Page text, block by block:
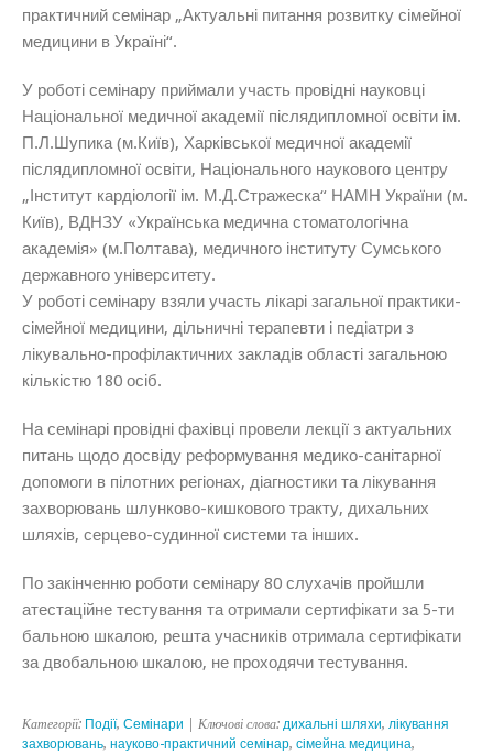
практичний семінар „Актуальні питання розвитку сімейної
медицини в Україні“.
У роботі семінару приймали участь провідні науковці
Національної медичної академії післядипломної освіти ім.
П.Л.Шупика (м.Київ), Харківської медичної академії
післядипломної освіти, Національного наукового центру
„Інститут кардіології ім. М.Д.Стражеска“ НАМН України (м.
Київ), ВДНЗУ «Українська медична стоматологічна
академія» (м.Полтава), медичного інституту Сумського
державного університету.
У роботі семінару взяли участь лікарі загальної практики-
сімейної медицини, дільничні терапевти і педіатри з
лікувально-профілактичних закладів області загальною
кількістю 180 осіб.
На семінарі провідні фахівці провели лекції з актуальних
питань щодо досвіду реформування медико-санітарної
допомоги в пілотних регіонах, діагностики та лікування
захворювань шлунково-кишкового тракту, дихальних
шляхів, серцево-судинної системи та інших.
По закінченню роботи семінару 80 слухачів пройшли
атестаційне тестування та отримали сертифікати за 5-ти
бальною шкалою, решта учасників отримала сертифікати
за двобальною шкалою, не проходячи тестування.
Категорії: Події, Семінари | Ключові слова: дихальні шляхи, лікування
захворювань, науково-практичний семінар, сімейна медицина,